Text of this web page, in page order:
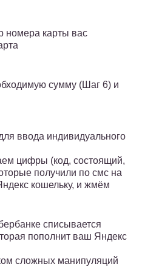
номера карты вас
сумму (Шаг 6) и
ввода индивидуального
цифры (код, состоящий,
получили по смс на
кошельку, и жмём
списывается
пополнит ваш Яндекс
сложных манипуляций